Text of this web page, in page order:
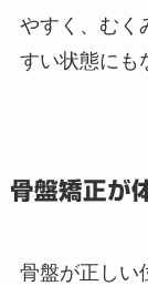
やすく、むく
すい状態にも
骨盤矯正が
骨盤が正しい